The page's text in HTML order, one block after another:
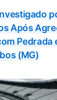
Após
Pedrada
(MG)